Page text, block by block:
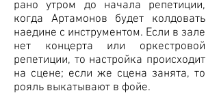
рано утром до начала репетиции,
когда Артамонов будет колдовать
наедине с инструментом. Если в зале
нет концерта или оркестровой
репетиции, то настройка происходит
на сцене; если же сцена занята, то
рояль выкатывают в фойе.